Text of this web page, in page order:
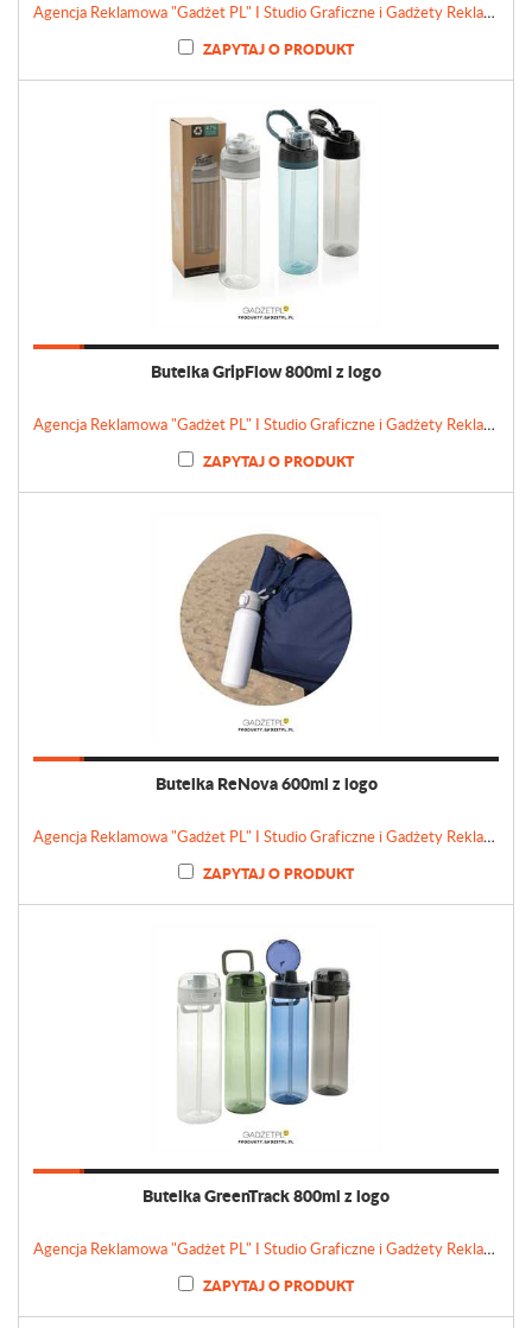
Agencja Reklamowa "Gadżet PL" I Studio Graficzne i Gadżety Reklamowe
ZAPYTAJ O PRODUKT
Butelka GripFlow 800ml z logo
Agencja Reklamowa "Gadżet PL" I Studio Graficzne i Gadżety Reklamowe
ZAPYTAJ O PRODUKT
Butelka ReNova 600ml z logo
Agencja Reklamowa "Gadżet PL" I Studio Graficzne i Gadżety Reklamowe
ZAPYTAJ O PRODUKT
Butelka GreenTrack 800ml z logo
Agencja Reklamowa "Gadżet PL" I Studio Graficzne i Gadżety Reklamowe
ZAPYTAJ O PRODUKT